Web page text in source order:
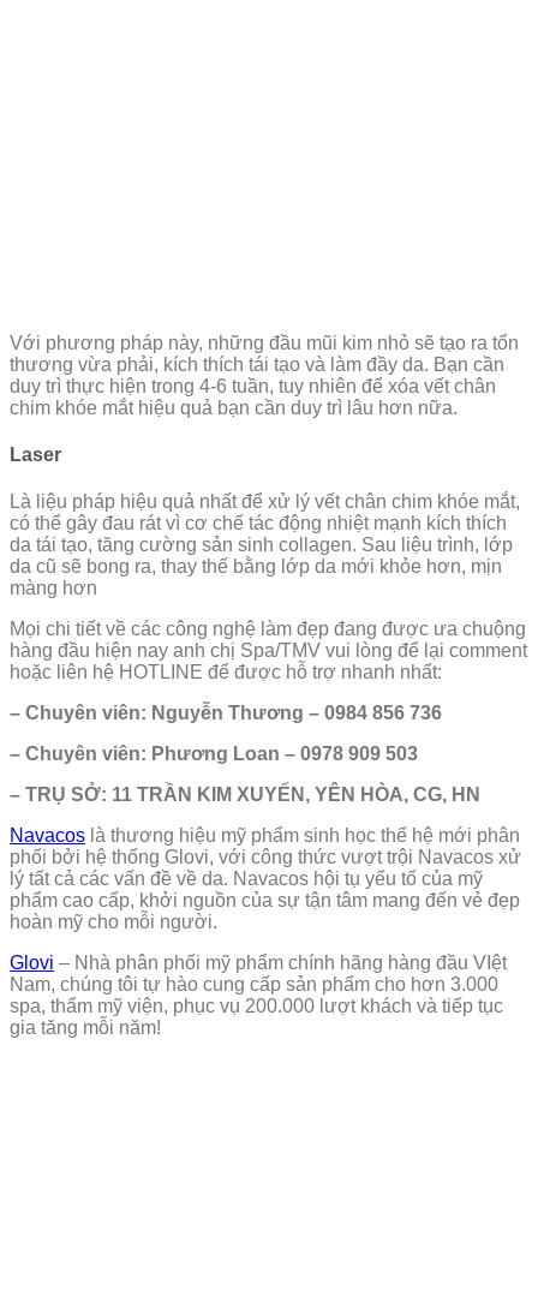
Với phương pháp này, những đầu mũi kim nhỏ sẽ tạo ra tổn
thương vừa phải, kích thích tái tạo và làm đầy da. Bạn cần
duy trì thực hiện trong 4-6 tuần, tuy nhiên để xóa vết chân
chim khóe mắt hiệu quả bạn cần duy trì lâu hơn nữa.
Laser
Là liệu pháp hiệu quả nhất để xử lý vết chân chim khóe mắt,
có thể gây đau rát vì cơ chế tác động nhiệt mạnh kích thích
da tái tạo, tăng cường sản sinh collagen. Sau liệu trình, lớp
da cũ sẽ bong ra, thay thế bằng lớp da mới khỏe hơn, mịn
màng hơn
Mọi chi tiết về các công nghệ làm đẹp đang được ưa chuộng
hàng đầu hiện nay anh chị Spa/TMV vui lòng để lại comment
hoặc liên hệ HOTLINE để được hỗ trợ nhanh nhất:
– Chuyên viên: Nguyễn Thương – 0984 856 736
– Chuyên viên: Phương Loan – 0978 909 503
– TRỤ SỞ: 11 TRẦN KIM XUYẾN, YÊN HÒA, CG, HN
Navacos là thương hiệu mỹ phẩm sinh học thế hệ mới phân
phối bởi hệ thống Glovi, với công thức vượt trội Navacos xử
lý tất cả các vấn đề về da. Navacos hội tụ yếu tố của mỹ
phẩm cao cấp, khởi nguồn của sự tận tâm mang đến vẻ đẹp
hoàn mỹ cho mỗi người.
Glovi – Nhà phân phối mỹ phẩm chính hãng hàng đầu VIệt
Nam, chúng tôi tự hào cung cấp sản phẩm cho hơn 3.000
spa, thẩm mỹ viện, phục vụ 200.000 lượt khách và tiếp tục
gia tăng mỗi năm!